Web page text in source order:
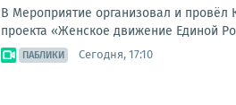
В Мероприятие организовал и провёл
проекта «Женское движение Единой
ПАБЛИКИ Сегодня, 17:10